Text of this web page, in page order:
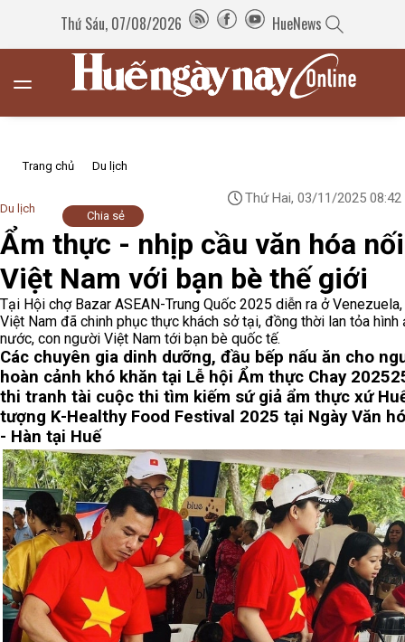
Thứ Sáu, 07/08/2026 HueNews
Trang chủ Du lịch
Du lịch
Thứ Hai, 03/11/2025 08:42
Chia sẻ
Ẩm thực - nhịp cầu văn hóa nối
Việt Nam với bạn bè thế giới
Tại Hội chợ Bazar ASEAN-Trung Quốc 2025 diễn ra ở
Việt Nam đã chinh phục thực khách sở tại, đồng thời lan tỏa hình
nước, con người Việt Nam tới bạn bè quốc tế.
Các chuyên gia dinh dưỡng, đầu bếp nấu ăn cho
hoàn cảnh khó khăn tại Lễ hội Ẩm thực Chay 2025
thi tranh tài cuộc thi tìm kiếm sứ giả ẩm thực xứ
tượng K-Healthy Food Festival 2025 tại Ngày Văn
- Hàn tại Huế